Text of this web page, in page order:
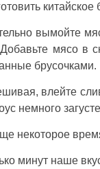
вымойте
мясо в
брусочками.
влейте
немного
некоторое
минут наше